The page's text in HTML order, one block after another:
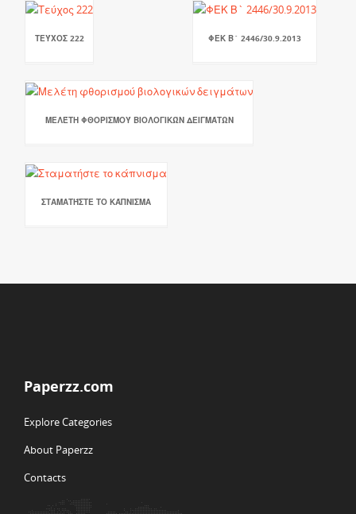
ΤΕΎΧΟΣ 222 ΦΕΚ Β` 2446/30.9.2013
ΜΕΛΈΤΗ ΦΘΟΡΙΣΜΟΎ ΒΙΟΛΟΓΙΚΏΝ ΔΕΙΓΜΆΤΩΝ
ΣΤΑΜΑΤΉΣΤΕ ΤΟ ΚΆΠΝΙΣΜΑ
Paperzz.com
Explore Categories
About Paperzz
Contacts